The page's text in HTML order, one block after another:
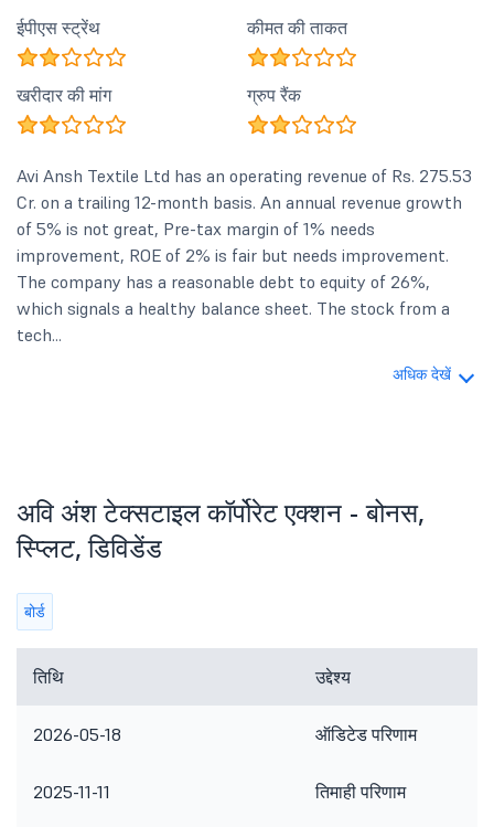
ईपीएस स्ट्रेंथ कीमत की ताकत
खरीदार की मांग ग्रुप रैंक
Avi Ansh Textile Ltd has an operating revenue of Rs. 275.53
Cr. on a trailing 12-month basis. An annual revenue growth
of 5% is not great, Pre-tax margin of 1% needs
improvement, ROE of 2% is fair but needs improvement.
The company has a reasonable debt to equity of 26%,
which signals a healthy balance sheet. The stock from a
tech...
अधिक देखें
अवि अंश टेक्सटाइल कॉर्पोरेट एक्शन - बोनस,
स्प्लिट, डिविडेंड
बोर्ड
तिथि उद्देश्य
2026-05-18 ऑडिटेड परिणाम
2025-11-11 तिमाही परिणाम